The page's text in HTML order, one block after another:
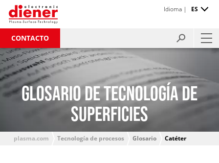
CONTACTO
Idioma | ES
GLOSARIO DE TECNOLOGÍA DE
SUPERFICIES
plasma.com Tecnología de procesos Glosario Catéter